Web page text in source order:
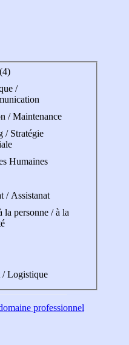
/
/ Maintenance
/ Stratégie
Humaines
/ Assistanat
la personne / à la
/ Logistique
professionnel